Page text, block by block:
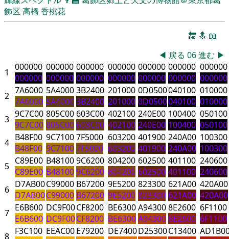
飾区 高橋 香桃花
🔚 🔝 📖
◀ 戻る 06進む ▶
1
000000
000000
000000
000000
000000
000000
000000
000000
000000
000000
000000
000000
000000
000000
2 7A6000
7A6000
5A4000
5A4000
3B2400
3B2400
201000
201000
0D0500
0D0500
040100
040100
010000
010000
3 9C7C00
9C7C00
805C00
805C00
603C00
603C00
402100
402100
240E00
240E00
100400
100400
050100
050100
4 B48F00
B48F00
9C7100
9C7100
7F5000
7F5000
603200
603200
401900
401900
240A00
240A00
100300
100300
5 C89E00
C89E00
B48100
B48100
9C6200
9C6200
804200
804200
602500
602500
401100
401100
240600
240600
6 D7AB00
D7AB00
C99000
C99000
B67200
B67200
9E5200
9E5200
823300
823300
621A00
621A00
420A00
420A00
7 E6B600
E6B600
DC9F00
DC9F00
CF8200
CF8200
BE6300
BE6300
A94300
A94300
8E2600
8E2600
6F1100
6F1100
8 F3C100 EEAC00E79200 DE7400D25300C13400